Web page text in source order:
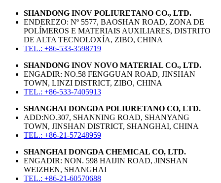
SHANDONG INOV POLIURETANO CO., LTD.
ENDEREZO: Nº 5577, BAOSHAN ROAD, ZONA DE
POLÍMEROS E MATERIAIS AUXILIARES, DISTRITO
DE ALTA TECNOLOXÍA, ZIBO, CHINA
TEL.: +86-533-3598719
SHANDONG INOV NOVO MATERIAL CO., LTD.
ENGADIR: NO.58 FENGGUAN ROAD, JINSHAN
TOWN, LINZI DISTRICT, ZIBO, CHINA
TEL.: +86-533-7405913
SHANGHAI DONGDA POLIURETANO CO, LTD.
ADD:NO.307, SHANNING ROAD, SHANYANG
TOWN, JINSHAN DISTRICT, SHANGHAI, CHINA
TEL.: +86-21-57248959
SHANGHAI DONGDA CHEMICAL CO, LTD.
ENGADIR: NON. 598 HAIJIN ROAD, JINSHAN
WEIZHEN, SHANGHAI
TEL.: +86-21-60570688